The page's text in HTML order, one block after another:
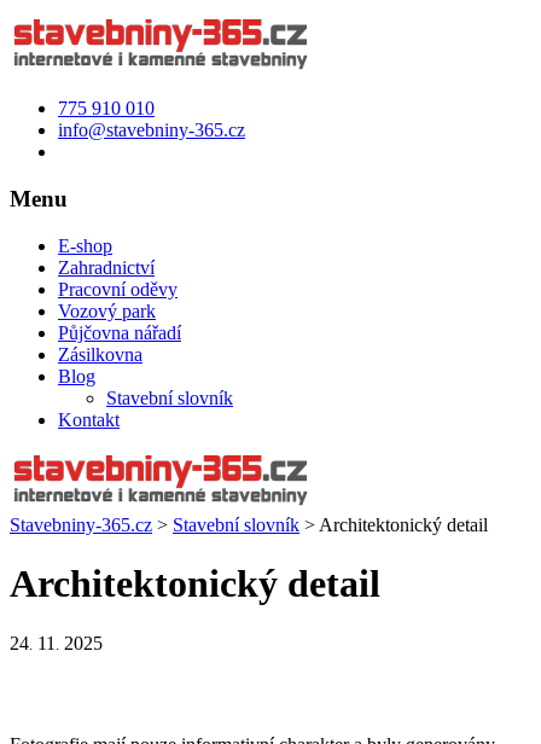
775 910 010
info@stavebniny-365.cz
Menu
E-shop
Zahradnictví
Pracovní oděvy
Vozový park
Půjčovna nářadí
Zásilkovna
Blog
Stavební slovník
Kontakt
Stavebniny-365.cz > Stavební slovník > Architektonický detail
Architektonický detail
24 11 2025